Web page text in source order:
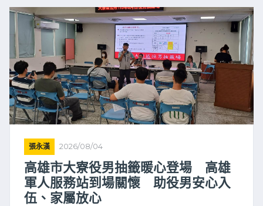
張永漢 2026/08/04
高雄市大寮役男抽籤暖心登場 高雄
軍人服務站到場關懷 助役男安心入
伍、家屬放心